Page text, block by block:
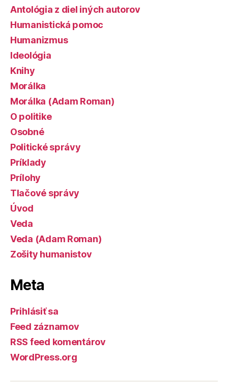
Antológia z diel iných autorov
Humanistická pomoc
Humanizmus
Ideológia
Knihy
Morálka
Morálka (Adam Roman)
O politike
Osobné
Politické správy
Príklady
Prílohy
Tlačové správy
Úvod
Veda
Veda (Adam Roman)
Zošity humanistov
Meta
Prihlásiť sa
Feed záznamov
RSS feed komentárov
WordPress.org